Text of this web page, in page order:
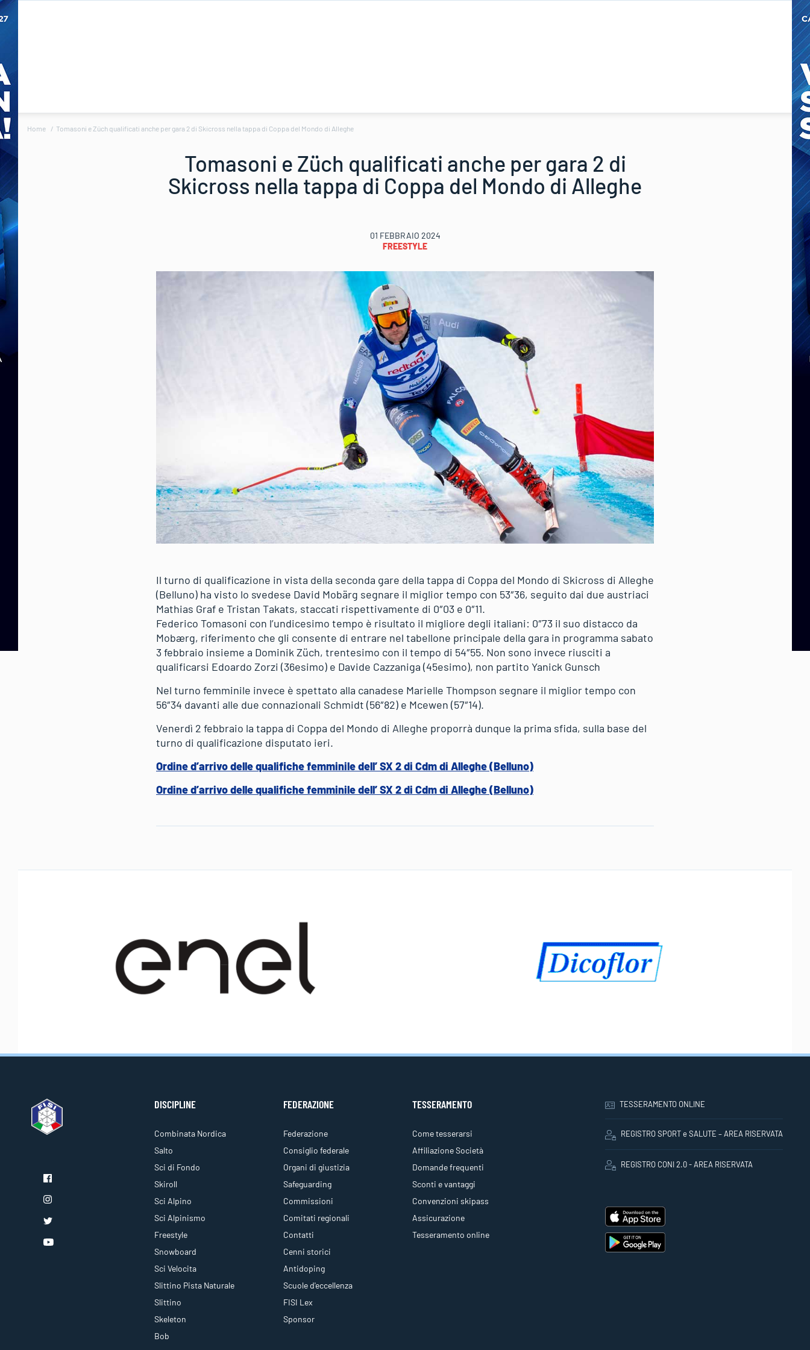
Home Tomasoni e Züch qualificati anche per gara 2 di Skicross nella tappa di Coppa del Mondo di Alleghe
Tomasoni e Züch qualificati anche per gara 2 di
Skicross nella tappa di Coppa del Mondo di Alleghe
01 FEBBRAIO 2024
FREESTYLE
Il turno di qualificazione in vista della seconda gare della tappa di Coppa del Mondo di Skicross di Alleghe
(Belluno) ha visto lo svedese David Mobärg segnare il miglior tempo con 53″36, seguito dai due austriaci
Mathias Graf e Tristan Takats, staccati rispettivamente di 0″03 e 0″11.
Federico Tomasoni con l’undicesimo tempo è risultato il migliore degli italiani: 0″73 il suo distacco da
Mobærg, riferimento che gli consente di entrare nel tabellone principale della gara in programma sabato
3 febbraio insieme a Dominik Züch, trentesimo con il tempo di 54″55. Non sono invece riusciti a
qualificarsi Edoardo Zorzi (36esimo) e Davide Cazzaniga (45esimo), non partito Yanick Gunsch
Nel turno femminile invece è spettato alla canadese Marielle Thompson segnare il miglior tempo con
56″34 davanti alle due connazionali Schmidt (56″82) e Mcewen (57″14).
Venerdì 2 febbraio la tappa di Coppa del Mondo di Alleghe proporrà dunque la prima sfida, sulla base del
turno di qualificazione disputato ieri.
Ordine d’arrivo delle qualifiche femminile dell’ SX 2 di Cdm di Alleghe (Belluno)
Ordine d’arrivo delle qualifiche femminile dell’ SX 2 di Cdm di Alleghe (Belluno)
DISCIPLINE
Combinata Nordica
Salto
Sci di Fondo
Skiroll
Sci Alpino
Sci Alpinismo
Freestyle
Snowboard
Sci Velocita
Slittino Pista Naturale
Slittino
Skeleton
Bob
FEDERAZIONE
Federazione
Consiglio federale
Organi di giustizia
Safeguarding
Commissioni
Comitati regionali
Contatti
Cenni storici
Antidoping
Scuole d'eccellenza
FISI Lex
Sponsor
TESSERAMENTO
Come tesserarsi
Affiliazione Società
Domande frequenti
Sconti e vantaggi
Convenzioni skipass
Assicurazione
Tesseramento online
TESSERAMENTO ONLINE
REGISTRO SPORT e SALUTE – AREA RISERVATA
REGISTRO CONI 2.0 - AREA RISERVATA